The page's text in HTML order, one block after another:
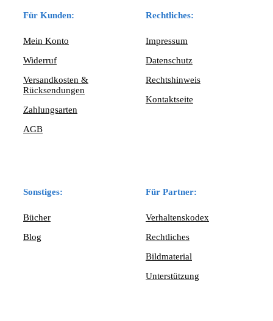
Für Kunden:
Mein Konto
Widerruf
Versandkosten &
Rücksendungen
Zahlungsarten
AGB
Rechtliches:
Impressum
Datenschutz
Rechtshinweis
Kontaktseite
Sonstiges:
Bücher
Blog
Für Partner:
Verhaltenskodex
Rechtliches
Bildmaterial
Unterstützung